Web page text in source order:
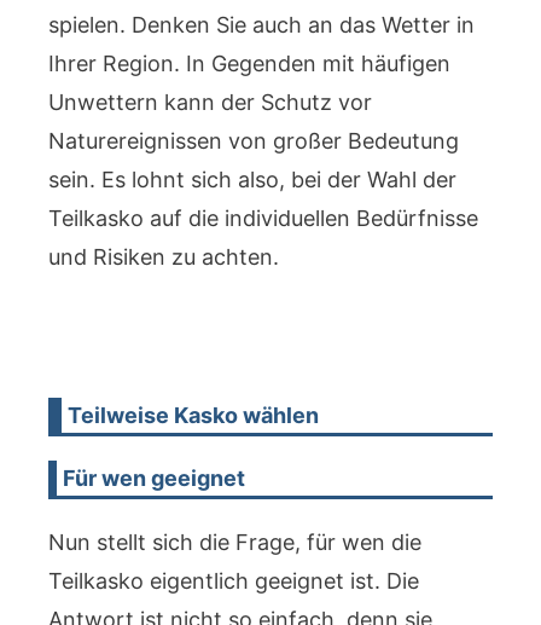
spielen. Denken Sie auch an das Wetter in
Ihrer Region. In Gegenden mit häufigen
Unwettern kann der Schutz vor
Naturereignissen von großer Bedeutung
sein. Es lohnt sich also, bei der Wahl der
Teilkasko auf die individuellen Bedürfnisse
und Risiken zu achten.
Teilweise Kasko wählen
Für wen geeignet
Nun stellt sich die Frage, für wen die
Teilkasko eigentlich geeignet ist. Die
Antwort ist nicht so einfach, denn sie